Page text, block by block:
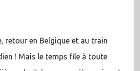
retour en Belgique et au train
! Mais le temps file à toute